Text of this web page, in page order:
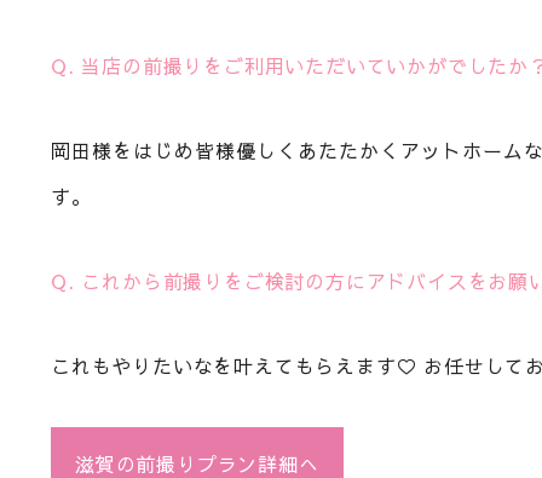
Q. 当店の前撮りをご利用いただいていかがでしたか
岡田様をはじめ皆様優しくあたたかくアットホーム
す。
Q. これから前撮りをご検討の方にアドバイスをお願
これもやりたいなを叶えてもらえます♡ お任せして
滋賀の前撮りプラン詳細へ